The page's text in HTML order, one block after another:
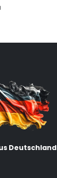
Deutschland